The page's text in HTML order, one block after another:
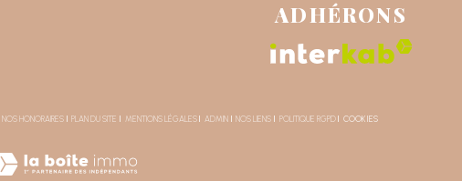
ADHÉRONS
NOS HONORAIRES PLAN DU SITE MENTIONS LÉGALES ADMIN NOS LIENS POLITIQUE RGPD COOKIES